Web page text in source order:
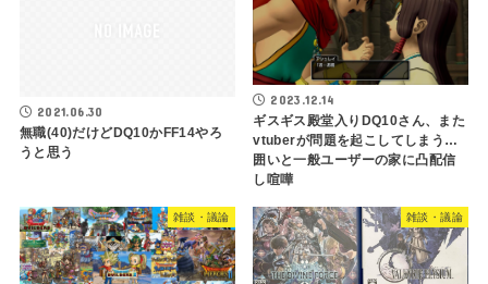
2021.06.30
無職(40)だけどDQ10かFF14やろ
うと思う
2023.12.14
ギスギス殿堂入りDQ10さん、また
vtuberが問題を起こしてしまう…
囲いと一般ユーザーの家に凸配信
し喧嘩
雑談・議論 雑談・議論